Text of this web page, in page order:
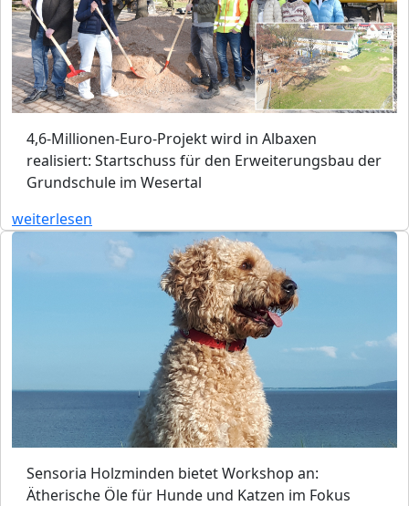
4,6-Millionen-Euro-Projekt wird in Albaxen
realisiert: Startschuss für den Erweiterungsbau der
Grundschule im Wesertal
weiterlesen
Sensoria Holzminden bietet Workshop an:
Ätherische Öle für Hunde und Katzen im Fokus